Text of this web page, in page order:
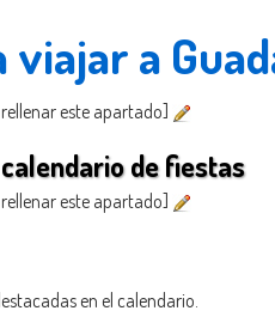
viajar a
este apartado]
de fiestas
este apartado]
en el calendario.